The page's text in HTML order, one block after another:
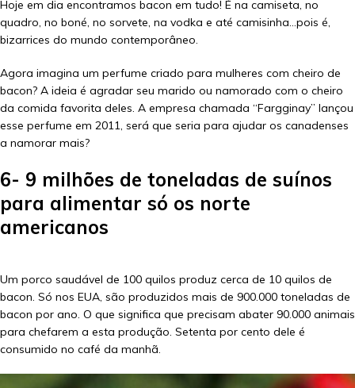
Hoje em dia encontramos bacon em tudo! É na camiseta, no
quadro, no boné, no sorvete, na vodka e até camisinha…pois é,
bizarrices do mundo contemporâneo.
Agora imagina um perfume criado para mulheres com cheiro de
bacon? A ideia é agradar seu marido ou namorado com o cheiro
da comida favorita deles. A empresa chamada “Fargginay” lançou
esse perfume em 2011, será que seria para ajudar os canadenses
a namorar mais?
6- 9 milhões de toneladas de suínos
para alimentar só os norte
americanos
Um porco saudável de 100 quilos produz cerca de 10 quilos de
bacon. Só nos EUA, são produzidos mais de 900.000 toneladas de
bacon por ano. O que significa que precisam abater 90.000 animais
para chefarem a esta produção. Setenta por cento dele é
consumido no café da manhã.